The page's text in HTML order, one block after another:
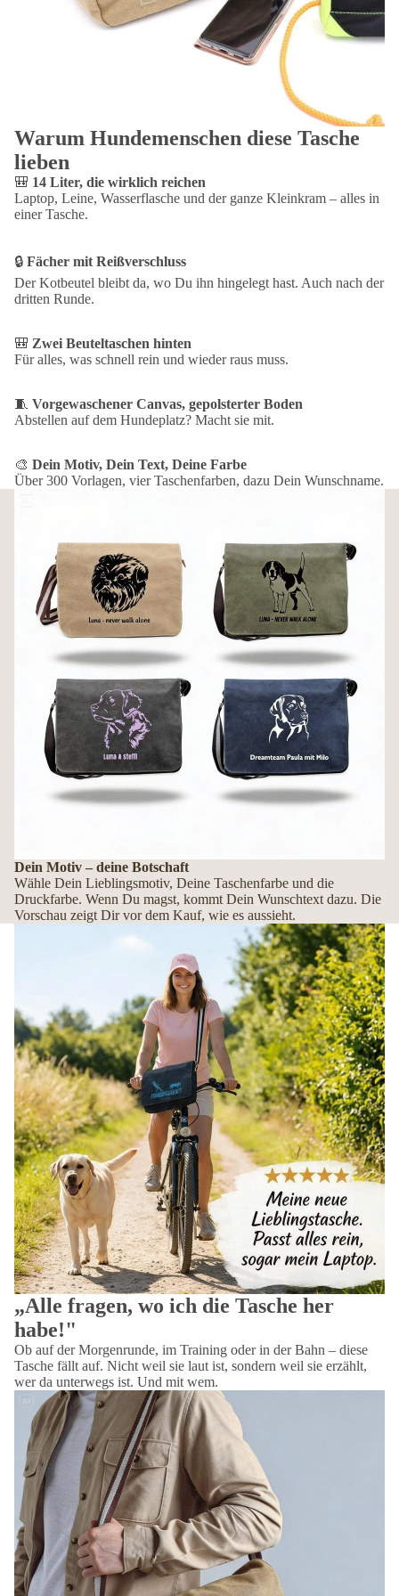
Vier Farben: Sahara, Oliv, Schwarz, Navy
vorgewaschener Canvas, Beschläge mit Antik-Messingeffekt
mit einem feuchten Tuch abwischen, nicht in die Waschmaschine
Ausstattung
Hauptfach mit Reißverschluss
Mehrere Reißverschlusstaschen
Gepolsterter Boden
Verstellbarer Schultergurt
Warum Hundemenschen diese Tasche
lieben
🎒 14 Liter, die wirklich reichen
Laptop, Leine, Wasserflasche und der ganze Kleinkram – alles in
einer Tasche.
🔒 Fächer mit Reißverschluss
Der Kotbeutel bleibt da, wo Du ihn hingelegt hast. Auch nach der
dritten Runde.
🎒 Zwei Beuteltaschen hinten
Für alles, was schnell rein und wieder raus muss.
🧵 Vorgewaschener Canvas, gepolsterter Boden
Abstellen auf dem Hundeplatz? Macht sie mit.
🎨 Dein Motiv, Dein Text, Deine Farbe
Über 300 Vorlagen, vier Taschenfarben, dazu Dein Wunschname.
Dein Motiv – deine Botschaft
Wähle Dein Lieblingsmotiv, Deine Taschenfarbe und die
Druckfarbe. Wenn Du magst, kommt Dein Wunschtext dazu. Die
Vorschau zeigt Dir vor dem Kauf, wie es aussieht.
„Alle fragen, wo ich die Tasche her
habe!"
Ob auf der Morgenrunde, im Training oder in der Bahn – diese
Tasche fällt auf. Nicht weil sie laut ist, sondern weil sie erzählt,
wer da unterwegs ist. Und mit wem.